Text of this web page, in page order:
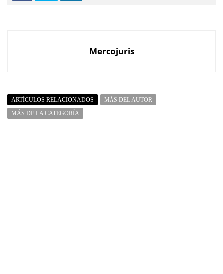
Mercojuris
ARTÍCULOS RELACIONADOS
MÁS DEL AUTOR
MÁS DE LA CATEGORÍA